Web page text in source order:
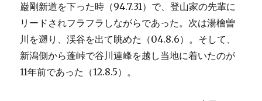
巌剛新道を下った時（94.7.31）で、登山家の先輩に
リードされフラフラしながらであった。次は湯檜曽
川を遡り、渓谷を出て眺めた（04.8.6）。そして、
新潟側から蓬峠で谷川連峰を越し当地に着いたのが
11年前であった（12.8.5）。